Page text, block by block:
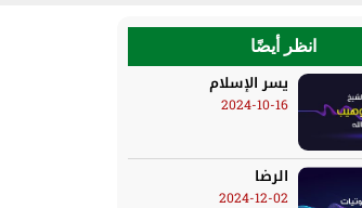
انظر أيضًا
يسر الإسلام
2024-10-16
الرضا
2024-12-02